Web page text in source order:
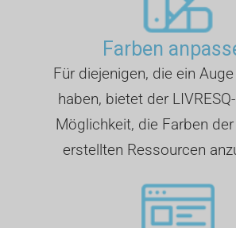
Farben
Für diejenigen, die ein
haben, bietet der
Möglichkeit, die Farben
erstellten Ressourcen